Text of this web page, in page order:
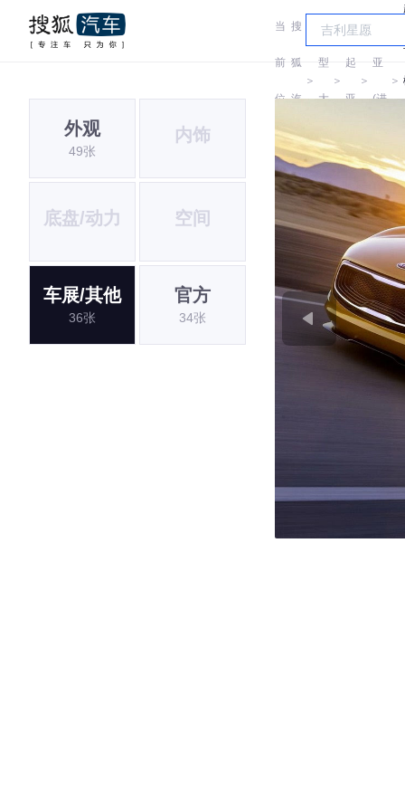
当
前
位
置:
搜
狐
汽
车
＞
车
型
大
＞
起
亚
＞
亚
(进
＞
外观
49张
内饰
底盘/动力 空间
车展/其他
36张
官方
34张